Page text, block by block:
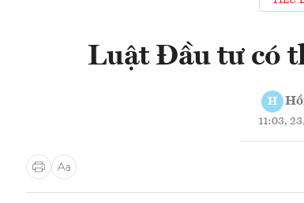
Luật Đầu tư có
H
11:03,